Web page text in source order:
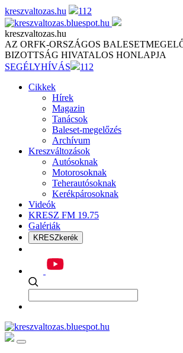
Skip
to
content
kreszvaltozas.hu 112
kreszvaltozas.hu
AZ ORFK-ORSZÁGOS
BIZOTTSÁG HIVATALOS HONLAPJA
SEGÉLYHÍVÁS
112
Cikkek
Hírek
Magazin
Tanácsok
Baleset-megelőzés
Archívum
Kreszváltozások
Autósoknak
Motorosoknak
Teherautósoknak
Kerékpárosoknak
Videók
KRESZ FM 19.75
Galériák
KRESZkerék